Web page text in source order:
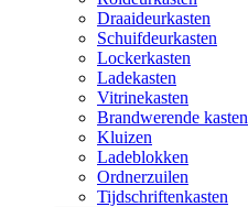
Draaideurkasten
Schuifdeurkasten
Lockerkasten
Ladekasten
Vitrinekasten
Brandwerende kasten
Kluizen
Ladeblokken
Ordnerzuilen
Tijdschriftenkasten